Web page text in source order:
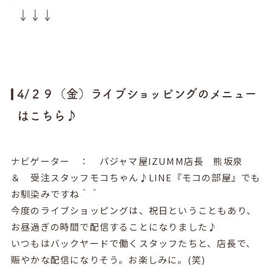
↓↓↓
4/２９（金）ライブショッピングのメニュー
はこちら♪
ナビゲーター ： パジャマ屋IZUMM店長 熊坂泉
＆ 受注スタッフモコちゃん♪LINE『モコの部屋』でも
お馴染みですね＾＾
今度のライブショッピングは、祝日ということもあり、
お昼過ぎの時間で配信することになりました♪
いつもはバックヤードで働くスタッフたちと、店長で、
賑やかな配信になりそう。お楽しみに。(笑)